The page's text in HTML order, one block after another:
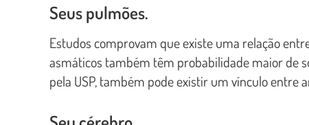
Seus pulmões.
Estudos comprovam que existe uma relação
asmáticos também têm probabilidade maior de
pela USP, também pode existir um vínculo entre